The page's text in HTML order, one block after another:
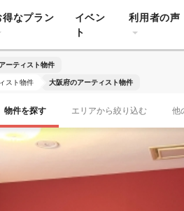
得なプラン
イベン
ト
利用者の声
ーティスト物件
スト物件 大阪府のアーティスト物件
物件を探す エリアから絞り込む 他